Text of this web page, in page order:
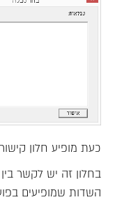
כעת מופיע חלון
בחלון זה יש לקשר
השדות שמופיעים